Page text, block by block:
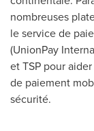
nombreuses
le service de
(UnionPay
et TSP pour
de paiement
sécurité.